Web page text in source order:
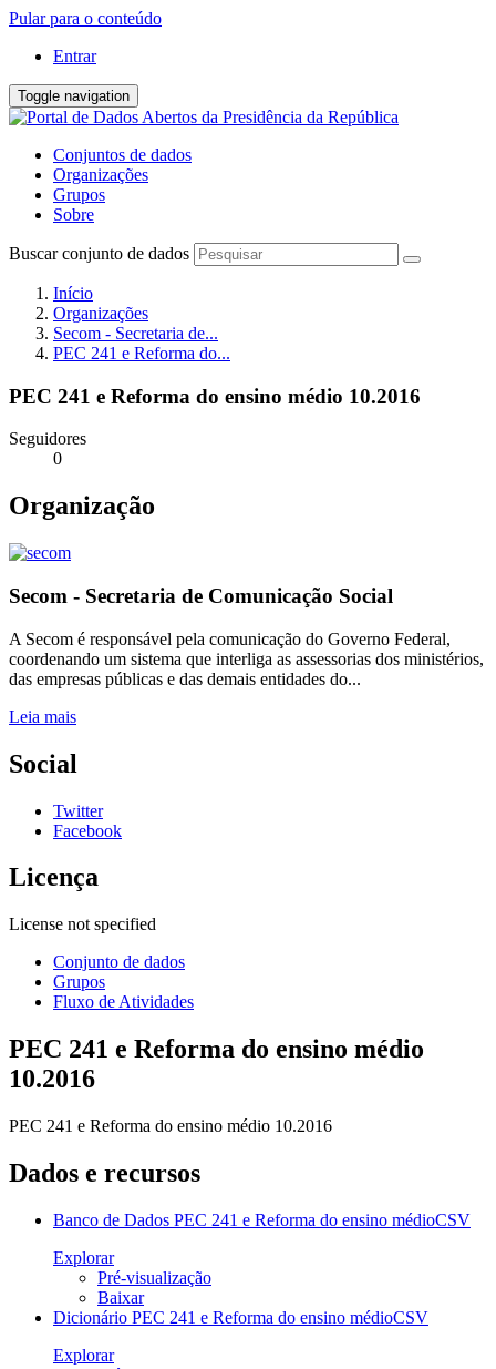
Pular para o conteúdo
Entrar
Toggle navigation
Conjuntos de dados
Organizações
Grupos
Sobre
Buscar conjunto de dados
Início
Organizações
Secom - Secretaria de...
PEC 241 e Reforma do...
PEC 241 e Reforma do ensino médio 10.2016
Seguidores
0
Organização
Secom - Secretaria de Comunicação Social
A Secom é responsável pela comunicação do Governo Federal,
coordenando um sistema que interliga as assessorias dos ministérios,
das empresas públicas e das demais entidades do...
Leia mais
Social
Twitter
Facebook
Licença
License not specified
Conjunto de dados
Grupos
Fluxo de Atividades
PEC 241 e Reforma do ensino médio
10.2016
PEC 241 e Reforma do ensino médio 10.2016
Dados e recursos
Banco de Dados PEC 241 e Reforma do ensino médioCSV
Explorar
Pré-visualização
Baixar
Dicionário PEC 241 e Reforma do ensino médioCSV
Explorar